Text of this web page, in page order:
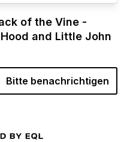
of the Vine -
and Little John
Bitte benachrichtigen